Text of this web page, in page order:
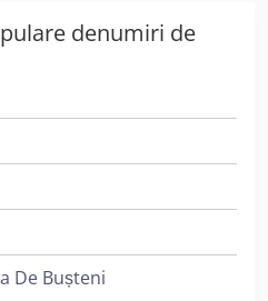
denumiri de
De Bușteni